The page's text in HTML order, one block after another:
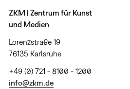
ZKM | Zentrum für Kunst
und Medien
Lorenzstraße 19
76135 Karlsruhe
+49 (0) 721 - 8100 - 1200
info@zkm.de